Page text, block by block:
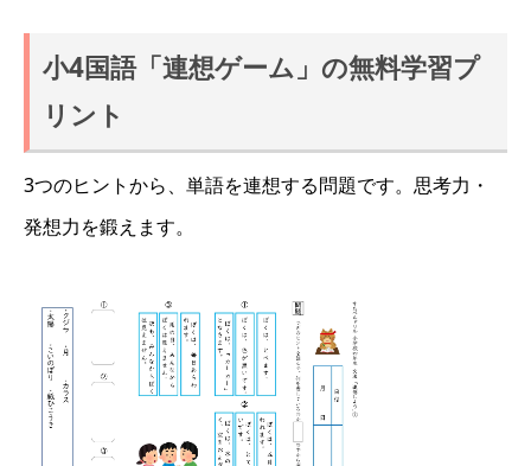
小4国語「連想ゲーム」の無料学習プ
リント
3つのヒントから、単語を連想する問題です。思考力・
発想力を鍛えます。